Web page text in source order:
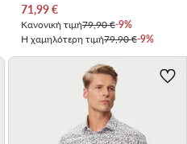
Τρέχουσα τιμή
71,99€
Κανονική τιμή79,90 €-9%
Η χαμηλότερη τιμή79,90 €-9%